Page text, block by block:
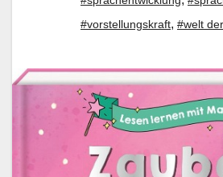
#vorstellungskraft, #welt